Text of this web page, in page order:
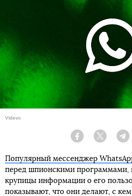
Videvo
Facebook Twitter
Популярный мессенджер
перед шпионскими программами,
крупицы информации о его
показывают, что они делают, с